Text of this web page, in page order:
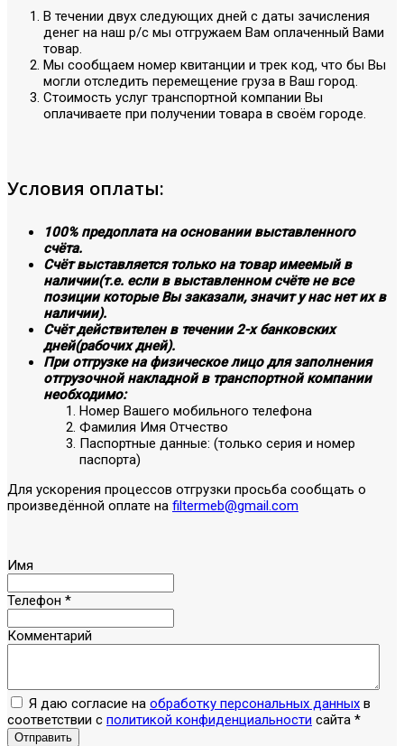
В течении двух следующих дней с даты зачисления
денег на наш р/с мы отгружаем Вам оплаченный Вами
товар.
Мы сообщаем номер квитанции и трек код, что бы Вы
могли отследить перемещение груза в Ваш город.
Стоимость услуг транспортной компании Вы
оплачиваете при получении товара в своём городе.
Условия оплаты:
100% предоплата на основании выставленного
счёта.
Счёт выставляется только на товар имеемый в
наличии(т.е. если в выставленном счёте не все
позиции которые Вы заказали, значит у нас нет их в
наличии).
Счёт действителен в течении 2-х банковских
дней(рабочих дней).
При отгрузке на физическое лицо для заполнения
отгрузочной накладной в транспортной компании
необходимо:
Номер Вашего мобильного телефона
Фамилия Имя Отчество
Паспортные данные: (только серия и номер
паспорта)
Для ускорения процессов отгрузки просьба сообщать о
произведённой оплате на filtermeb@gmail.com
Имя
Телефон *
Комментарий
Я даю согласие на обработку персональных данных в
соответствии с политикой конфиденциальности сайта *
Отправить